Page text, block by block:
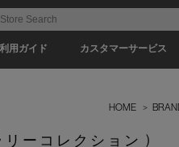
用ガイド カスタマーサービス
HOME >
ーコレクション )